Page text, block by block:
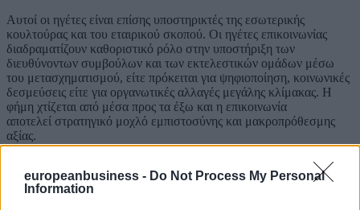
europeanbusiness - Do Not Process My Personal
Information
Αυτοί οι ηγέτες είναι επίσης υποστηρικτές της εσωτερικής
κουλτούρας και του εταιρικού σκοπού. Οι ηγέτες επικοινωνίας
διαδραματίζουν καθοριστικό ρόλο στην υποστήριξη των
διευθύνοντων συμβούλων και των εκτελεστικών ομάδων μέσω
του μετασχηματισμού, είτε πρόκειται για ψηφιοποίηση, κοινωνικές
δεσμεύσεις είτε για οργανωτικές αλλαγές μεγάλης κλίμακας. Η
φήμη χτίζεται από μέσα προς τα έξω και η επικοινωνία
αποτελεί στρατηγικό μοχλό εμπιστοσύνης και μακροπρόθεσμης
αξίας.
στρατηγικοί επιχειρηματικοί εταίροι, υπεύθυνοι λήψης αποφάσεων
που βασίζονται σε δεδομένα και έμπιστοι σύμβουλοι C-suite. Όσοι